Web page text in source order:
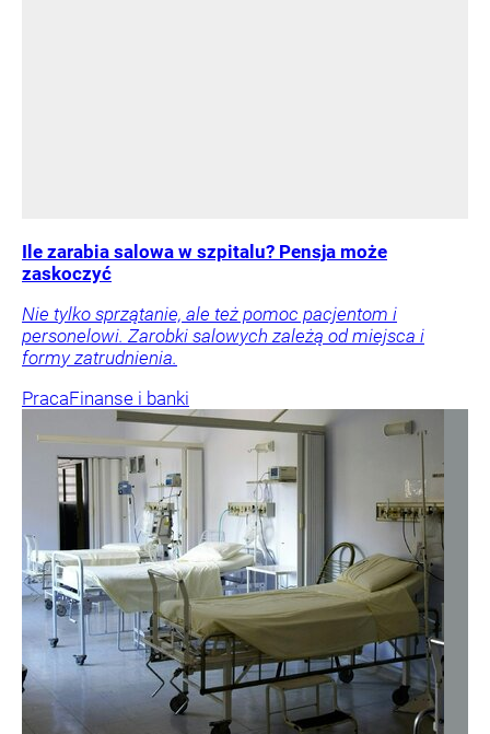
Ile zarabia salowa w szpitalu? Pensja może
zaskoczyć
Nie tylko sprzątanie, ale też pomoc pacjentom i
personelowi. Zarobki salowych zależą od miejsca i
formy zatrudnienia.
PracaFinanse i banki